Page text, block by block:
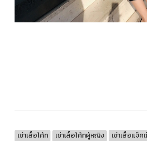
เช่าเสื้อโค้ท เช่าเสื้อโค้ทผู้หญิง
เช่าเสื้อแจ็ค